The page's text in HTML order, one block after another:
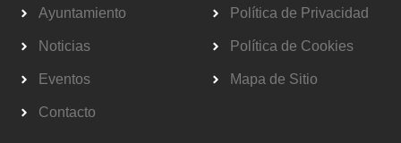
Ayuntamiento
Noticias
Eventos
Contacto
Política de Privacidad
Política de Cookies
Mapa de Sitio